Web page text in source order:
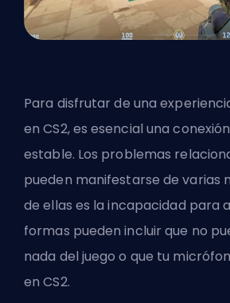
Para disfrutar de una
en CS2, es esencial una
estable. Los problemas
pueden manifestarse de varias
de ellas es la incapacidad para
formas pueden incluir que no
nada del juego o que tu
en CS2.